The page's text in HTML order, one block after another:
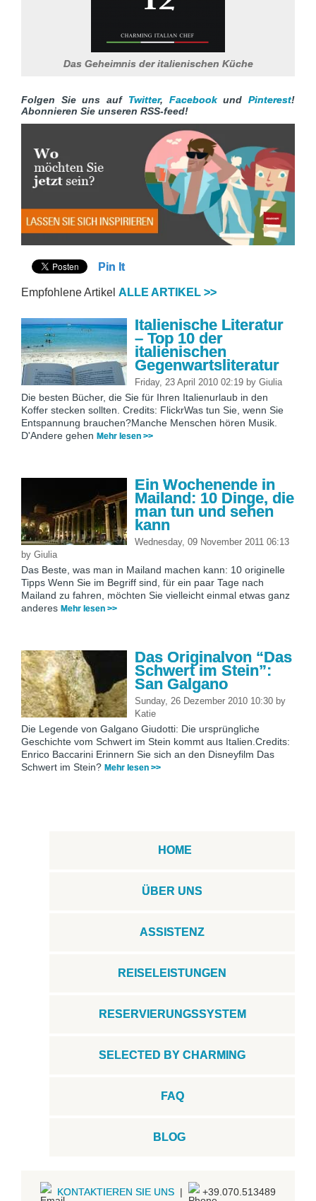
Das Geheimnis der italienischen Küche
Folgen Sie uns auf Twitter, Facebookund Pinterest!
Abonnieren Sie unseren RSS-feed!
Pin It
Empfohlene Artikel ALLE ARTIKEL >>
Italienische Literatur
– Top 10 der
italienischen
Gegenwartsliteratur
Friday, 23 April 2010 02:19 by Giulia
Die besten Bücher, die Sie für Ihren Italienurlaub in den
Koffer stecken sollten. Credits: FlickrWas tun Sie, wenn Sie
Entspannung brauchen?Manche Menschen hören Musik.
D'Andere gehen Mehr lesen >>
Ein Wochenende in
Mailand: 10 Dinge, die
man tun und sehen
kann
Wednesday, 09 November 2011 06:13
by Giulia
Das Beste, was man in Mailand machen kann: 10 originelle
Tipps Wenn Sie im Begriff sind, für ein paar Tage nach
Mailand zu fahren, möchten Sie vielleicht einmal etwas ganz
anderes Mehr lesen >>
Das Originalvon “Das
Schwert im Stein”:
San Galgano
Sunday, 26 Dezember 2010 10:30 by
Katie
Die Legende von Galgano Giudotti: Die ursprüngliche
Geschichte vom Schwert im Stein kommt aus Italien.Credits:
Enrico Baccarini Erinnern Sie sich an den Disneyfilm Das
Schwert im Stein? Mehr lesen >>
HOME
ÜBER UNS
ASSISTENZ
REISELEISTUNGEN
RESERVIERUNGSSYSTEM
SELECTED BY CHARMING
FAQ
BLOG
KONTAKTIEREN SIE UNS | +39.070.513489